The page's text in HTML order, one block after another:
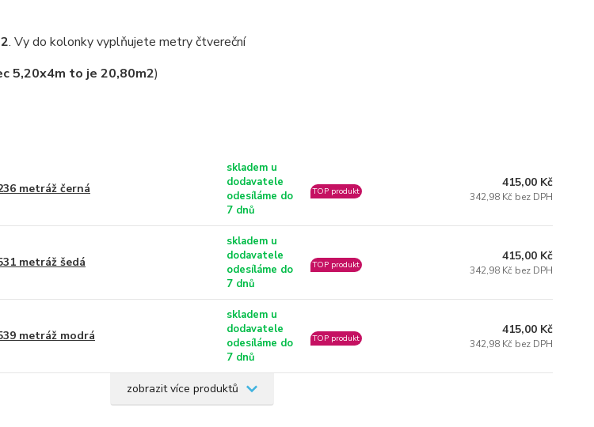
. Vy do kolonky vyplňujete metry čtvereční
5,20x4m to je 20,80m2)
metráž černá
skladem u
dodavatele
odesíláme do
7 dnů
TOP produkt
415,00 Kč
342,98 Kč bez DPH
metráž šedá
skladem u
dodavatele
odesíláme do
7 dnů
TOP produkt
415,00 Kč
342,98 Kč bez DPH
metráž modrá
skladem u
dodavatele
odesíláme do
7 dnů
TOP produkt
415,00 Kč
342,98 Kč bez DPH
zobrazit více produktů